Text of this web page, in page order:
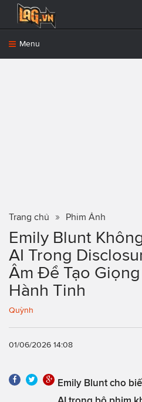
Menu
Trang chủ Phim Ảnh
Emily Blunt
AI Trong
Âm Để Tạo
Hành Tinh
Quỳnh
01/06/2026 14:08
Emily Blunt cho